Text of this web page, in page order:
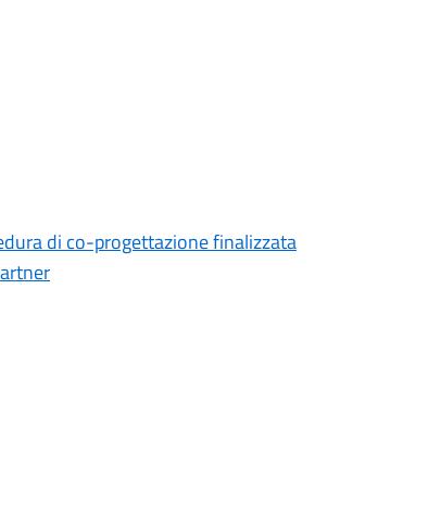
di co-progettazione finalizzata